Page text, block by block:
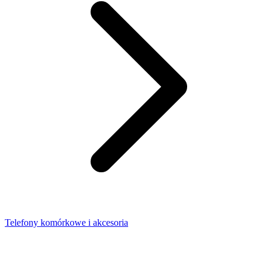
Telefony komórkowe i akcesoria